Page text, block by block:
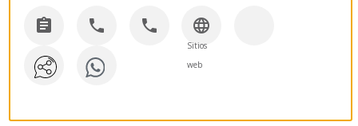
   
Sitios
web